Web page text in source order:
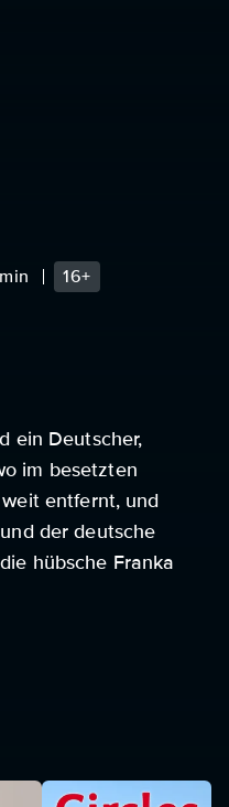
16+
ein Deutscher,
im besetzten
entfernt, und
der deutsche
hübsche Franka